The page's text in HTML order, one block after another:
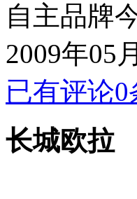
自主品牌
2009年05
已有评论0
长城欧拉